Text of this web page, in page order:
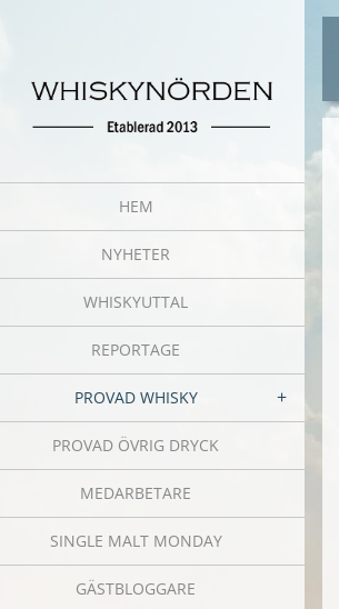
HEM
NYHETER
WHISKYUTTAL
REPORTAGE
PROVAD WHISKY
PROVAD ÖVRIG DRYCK
MEDARBETARE
SINGLE MALT MONDAY
GÄSTBLOGGARE